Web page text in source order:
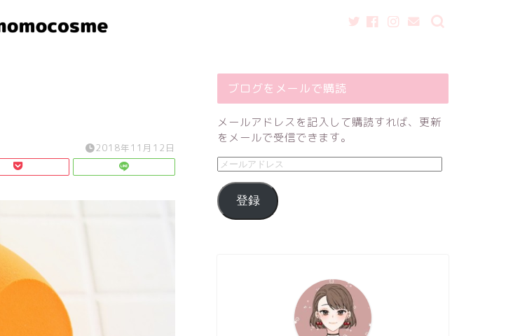
2018年11月12日
ブログをメールで購読
メールアドレスを記入して購読すれば、更新
をメールで受信できます。
登録